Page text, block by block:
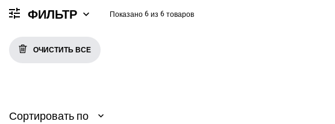
ФИЛЬТР Показано 6 из 6 товаров
ОЧИСТИТЬ ВСЕ
Сортировать по